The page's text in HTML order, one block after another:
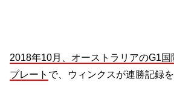
2018年10月、オーストラリアのG1国
プレート で、ウィンクスが連勝記録